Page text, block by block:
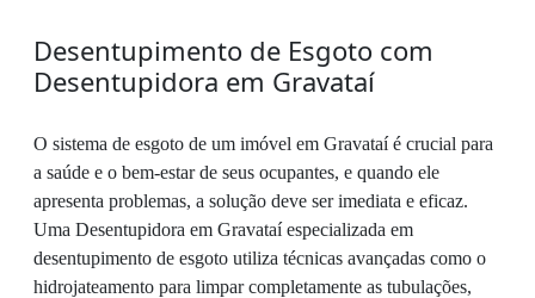
Desentupimento de Esgoto com
Desentupidora em Gravataí
O sistema de esgoto de um imóvel em Gravataí é crucial para
a saúde e o bem-estar de seus ocupantes, e quando ele
apresenta problemas, a solução deve ser imediata e eficaz.
Uma Desentupidora em Gravataí especializada em
desentupimento de esgoto utiliza técnicas avançadas como o
hidrojateamento para limpar completamente as tubulações,